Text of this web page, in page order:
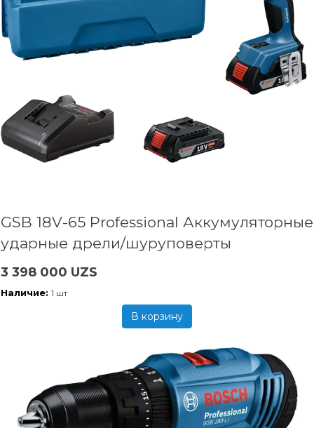
GSB 18V-65 Professional Аккумуляторные
ударные дрели/шуруповерты
3 398 000 UZS
Наличие: 1 шт
В корзину